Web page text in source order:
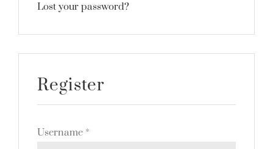
Lost your password?
Register
Username *